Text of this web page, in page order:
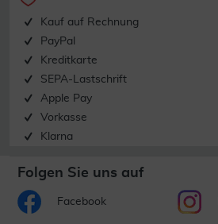
Kauf auf Rechnung
PayPal
Kreditkarte
SEPA-Lastschrift
Apple Pay
Vorkasse
Klarna
Folgen Sie uns auf
Facebook